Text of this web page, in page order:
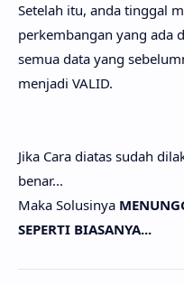
Setelah itu, anda tinggal
perkembangan yang ada
semua data yang
menjadi VALID.
Jika Cara diatas sudah
benar...
Maka Solusinya
SEPERTI BIASANYA...